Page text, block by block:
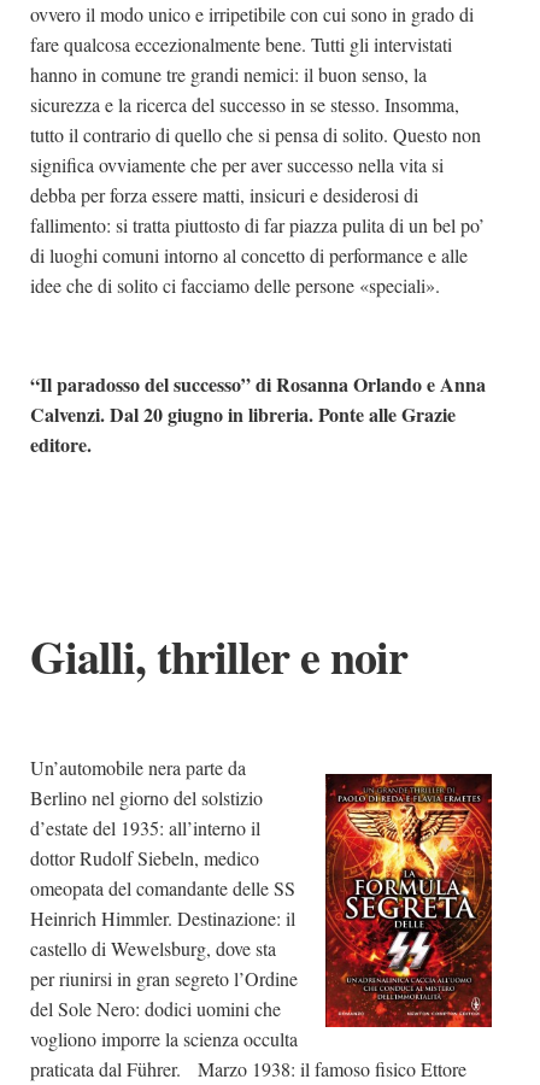
ovvero il modo unico e irripetibile con cui sono in grado di
fare qualcosa eccezionalmente bene. Tutti gli intervistati
hanno in comune tre grandi nemici: il buon senso, la
sicurezza e la ricerca del successo in se stesso. Insomma,
tutto il contrario di quello che si pensa di solito. Questo non
significa ovviamente che per aver successo nella vita si
debba per forza essere matti, insicuri e desiderosi di
fallimento: si tratta piuttosto di far piazza pulita di un bel po’
di luoghi comuni intorno al concetto di performance e alle
idee che di solito ci facciamo delle persone «speciali».
“Il paradosso del successo” di Rosanna Orlando e Anna
Calvenzi. Dal 20 giugno in libreria. Ponte alle Grazie
editore.
Gialli, thriller e noir
Un’automobile nera parte da
Berlino nel giorno del solstizio
d’estate del 1935: all’interno il
dottor Rudolf Siebeln, medico
omeopata del comandante delle SS
Heinrich Himmler. Destinazione: il
castello di Wewelsburg, dove sta
per riunirsi in gran segreto l’Ordine
del Sole Nero: dodici uomini che
vogliono imporre la scienza occulta
praticata dal Führer. Marzo 1938: il famoso fisico Ettore